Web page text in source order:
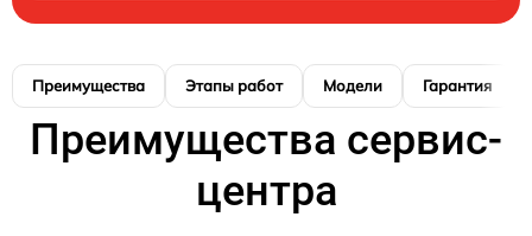
Преимущества Этапы работ Модели Гарантия
Преимущества сервис-
центра